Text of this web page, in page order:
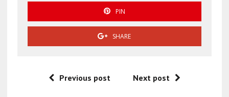
PIN
SHARE
Previous post Next post